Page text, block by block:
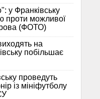
у Франківську
проти можливої
(ФОТО)
на
побільшає
проведуть
із мініфутболу